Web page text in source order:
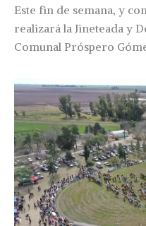
Este fin de semana, y
realizará la Jineteada y
Comunal Próspero